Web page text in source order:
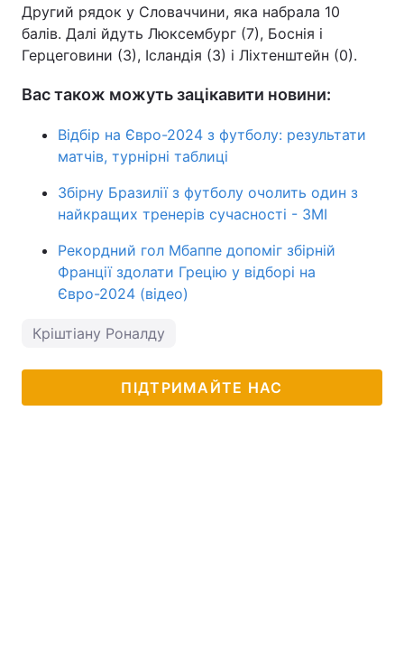
Другий рядок у Словаччини, яка набрала 10
балів. Далі йдуть Люксембург (7), Боснія і
Герцеговини (3), Ісландія (3) і Ліхтенштейн (0).
Вас також можуть зацікавити новини:
Відбір на Євро-2024 з футболу: результати
матчів, турнірні таблиці
Збірну Бразилії з футболу очолить один з
найкращих тренерів сучасності - ЗМІ
Рекордний гол Мбаппе допоміг збірній
Франції здолати Грецію у відборі на
Євро-2024 (відео)
Кріштіану Роналду
ПІДТРИМАЙТЕ НАС